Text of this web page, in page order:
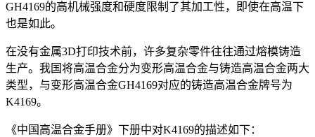
GH4169的高机械强度和硬度限制了其加工性，即使在高温下
也是如此。
在没有金属3D打印技术前，许多复杂零件往往通过熔模铸造
生产。我国将高温合金分为变形高温合金与铸造高温合金两大
类型，与变形高温合金GH4169对应的铸造高温合金牌号为
K4169。
《中国高温合金手册》下册中对K4169的描述如下：